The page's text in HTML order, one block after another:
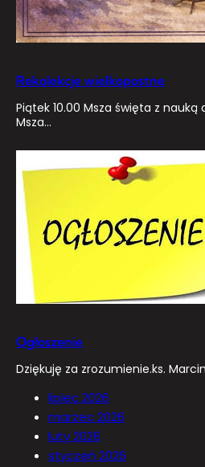
Rekolekcje wielkopostne
Piątek 10.00 Msza święta z nauką
Msza…
Ogłoszenie
Dziękuję za zrozumienie.ks. Marcin
lipiec 2026
marzec 2026
luty 2026
styczeń 2026